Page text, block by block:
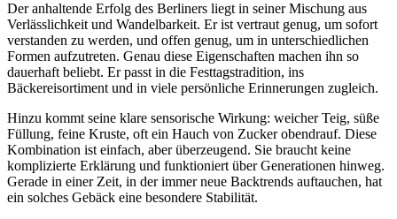
Der anhaltende Erfolg des Berliners liegt in seiner Mischung aus
Verlässlichkeit und Wandelbarkeit. Er ist vertraut genug, um sofort
verstanden zu werden, und offen genug, um in unterschiedlichen
Formen aufzutreten. Genau diese Eigenschaften machen ihn so
dauerhaft beliebt. Er passt in die Festtagstradition, ins
Bäckereisortiment und in viele persönliche Erinnerungen zugleich.
Hinzu kommt seine klare sensorische Wirkung: weicher Teig, süße
Füllung, feine Kruste, oft ein Hauch von Zucker obendrauf. Diese
Kombination ist einfach, aber überzeugend. Sie braucht keine
komplizierte Erklärung und funktioniert über Generationen hinweg.
Gerade in einer Zeit, in der immer neue Backtrends auftauchen, hat
ein solches Gebäck eine besondere Stabilität.